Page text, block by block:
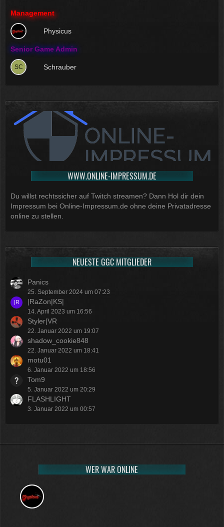
Management
Physicus
Senior Game Admin
Schrauber
WWW.ONLINE-IMPRESSUM.DE
Du willst rechtssicher auf Twitch streamen? Dann Hol dir dein
Impressum bei Online-Impressum.de ohne deine Privatadresse
online zu stellen.
NEUESTE GGC MITGLIEDER
Panics
25. September 2024 um 07:23
|RaZon|KS|
14. April 2023 um 16:56
Styler|VR
22. Januar 2022 um 19:07
shadow_cookie848
22. Januar 2022 um 18:41
motu01
6. Januar 2022 um 18:56
Tom9
5. Januar 2022 um 20:29
FLASHLIGHT
3. Januar 2022 um 00:57
WER WAR ONLINE